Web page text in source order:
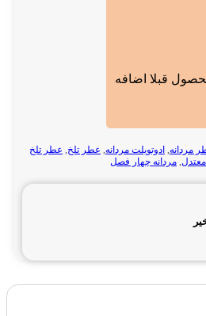
قبلا اضافه
مردانه, ادوتویلت مردانه, عطر تلخ, عطر تلخ
, مردانه چهار فصل